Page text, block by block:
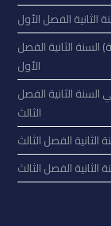
الثانية الفصل الأول
الثانية الفصل
الأول
الثانية الفصل
الثالث
الفصل الثالث
الفصل الثالث